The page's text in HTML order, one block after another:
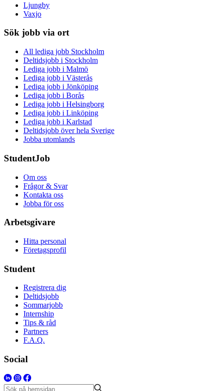
Ljungby
Vaxjo
Sök jobb via ort
All lediga jobb Stockholm
Deltidsjobb i Stockholm
Lediga jobb i Malmö
Lediga jobb i Västerås
Lediga jobb i Jönköping
Lediga jobb i Borås
Lediga jobb i Helsingborg
Lediga jobb i Linköping
Lediga jobb i Karlstad
Deltidsjobb över hela Sverige
Jobba utomlands
StudentJob
Om oss
Frågor & Svar
Kontakta oss
Jobba för oss
Arbetsgivare
Hitta personal
Företagsprofil
Student
Registrera dig
Deltidsjobb
Sommarjobb
Internship
Tips & råd
Partners
F.A.Q.
Social